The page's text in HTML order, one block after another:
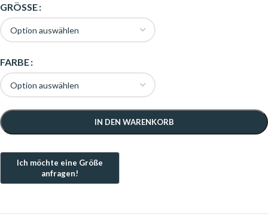
GRÖSSE
FARBE
IN DEN WARENKORB